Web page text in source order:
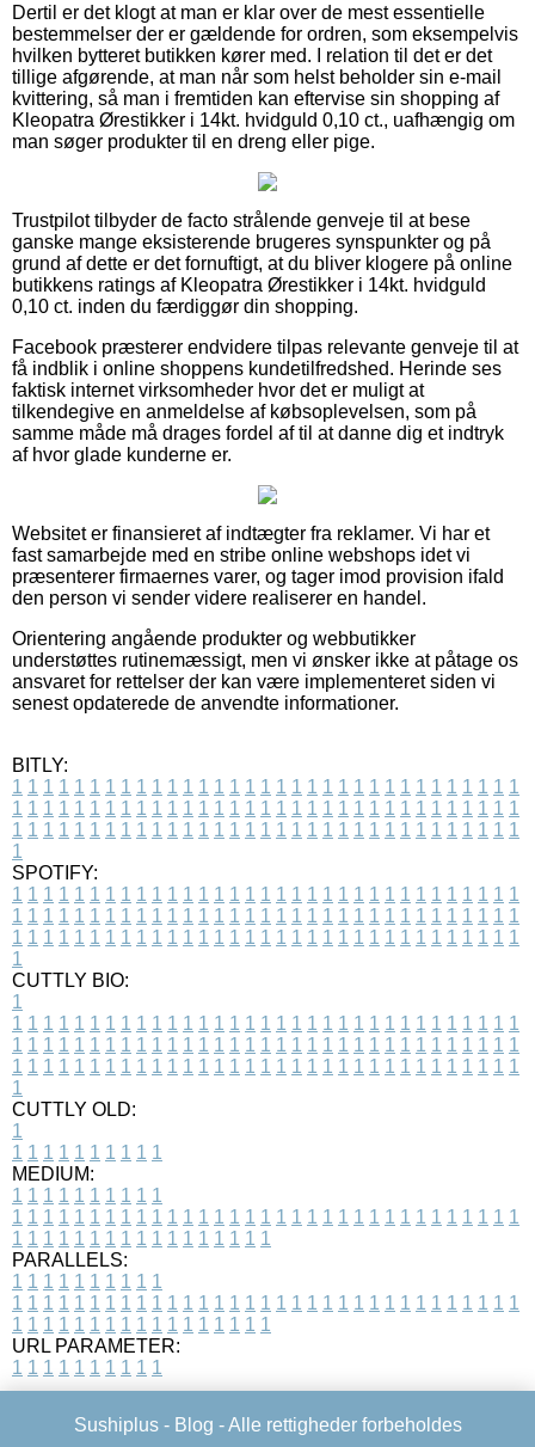
Dertil er det klogt at man er klar over de mest essentielle
bestemmelser der er gældende for ordren, som eksempelvis
hvilken bytteret butikken kører med. I relation til det er det
tillige afgørende, at man når som helst beholder sin e-mail
kvittering, så man i fremtiden kan eftervise sin shopping af
Kleopatra Ørestikker i 14kt. hvidguld 0,10 ct., uafhængig om
man søger produkter til en dreng eller pige.
Trustpilot tilbyder de facto strålende genveje til at bese
ganske mange eksisterende brugeres synspunkter og på
grund af dette er det fornuftigt, at du bliver klogere på online
butikkens ratings af Kleopatra Ørestikker i 14kt. hvidguld
0,10 ct. inden du færdiggør din shopping.
Facebook præsterer endvidere tilpas relevante genveje til at
få indblik i online shoppens kundetilfredshed. Herinde ses
faktisk internet virksomheder hvor det er muligt at
tilkendegive en anmeldelse af købsoplevelsen, som på
samme måde må drages fordel af til at danne dig et indtryk
af hvor glade kunderne er.
Websitet er finansieret af indtægter fra reklamer. Vi har et
fast samarbejde med en stribe online webshops idet vi
præsenterer firmaernes varer, og tager imod provision ifald
den person vi sender videre realiserer en handel.
Orientering angående produkter og webbutikker
understøttes rutinemæssigt, men vi ønsker ikke at påtage os
ansvaret for rettelser der kan være implementeret siden vi
senest opdaterede de anvendte informationer.
BITLY:
1 1 1 1 1 1 1 1 1 1 1 1 1 1 1 1 1 1 1 1 1 1 1 1 1 1 1 1 1 1 1 1 1
1 1 1 1 1 1 1 1 1 1 1 1 1 1 1 1 1 1 1 1 1 1 1 1 1 1 1 1 1 1 1 1 1
1 1 1 1 1 1 1 1 1 1 1 1 1 1 1 1 1 1 1 1 1 1 1 1 1 1 1 1 1 1 1 1 1
1
SPOTIFY:
1 1 1 1 1 1 1 1 1 1 1 1 1 1 1 1 1 1 1 1 1 1 1 1 1 1 1 1 1 1 1 1 1
1 1 1 1 1 1 1 1 1 1 1 1 1 1 1 1 1 1 1 1 1 1 1 1 1 1 1 1 1 1 1 1 1
1 1 1 1 1 1 1 1 1 1 1 1 1 1 1 1 1 1 1 1 1 1 1 1 1 1 1 1 1 1 1 1 1
1
CUTTLY BIO:
1
1 1 1 1 1 1 1 1 1 1 1 1 1 1 1 1 1 1 1 1 1 1 1 1 1 1 1 1 1 1 1 1 1
1 1 1 1 1 1 1 1 1 1 1 1 1 1 1 1 1 1 1 1 1 1 1 1 1 1 1 1 1 1 1 1 1
1 1 1 1 1 1 1 1 1 1 1 1 1 1 1 1 1 1 1 1 1 1 1 1 1 1 1 1 1 1 1 1 1
1
CUTTLY OLD:
1
1 1 1 1 1 1 1 1 1 1
MEDIUM:
1 1 1 1 1 1 1 1 1 1
1 1 1 1 1 1 1 1 1 1 1 1 1 1 1 1 1 1 1 1 1 1 1 1 1 1 1 1 1 1 1 1 1
1 1 1 1 1 1 1 1 1 1 1 1 1 1 1 1 1
PARALLELS:
1 1 1 1 1 1 1 1 1 1
1 1 1 1 1 1 1 1 1 1 1 1 1 1 1 1 1 1 1 1 1 1 1 1 1 1 1 1 1 1 1 1 1
1 1 1 1 1 1 1 1 1 1 1 1 1 1 1 1 1
URL PARAMETER:
1 1 1 1 1 1 1 1 1 1
Sushiplus - Blog - Alle rettigheder forbeholdes